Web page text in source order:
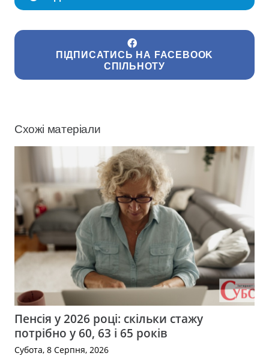
ПІДПИСАТИСЬ НА FACEBOOK
СПІЛЬНОТУ
Схожі матеріали
Пенсія у 2026 році: скільки стажу
потрібно у 60, 63 і 65 років
Субота, 8 Серпня, 2026